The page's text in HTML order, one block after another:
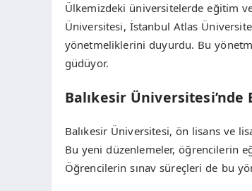
Ülkemizdeki üniversitelerde eğitim
Üniversitesi, İstanbul Atlas
yönetmeliklerini duyurdu. Bu
güdüyor.
Balıkesir
Balıkesir Üniversitesi, ön lisans ve
Bu yeni düzenlemeler, öğrencilerin
Öğrencilerin sınav süreçleri de bu